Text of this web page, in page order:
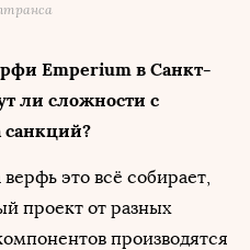
Emperium в Санкт-
ли сложности с
верфь это всё собирает,
проект от разных
производятся